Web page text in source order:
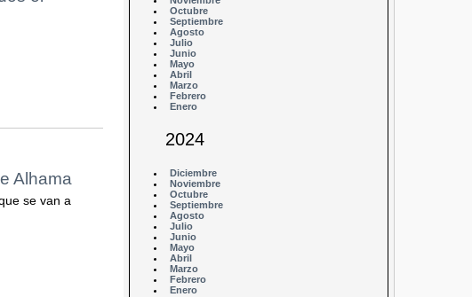
Alhama
se van a
Octubre
Septiembre
Agosto
Julio
Junio
Mayo
Abril
Marzo
Febrero
Enero
2024
Diciembre
Noviembre
Octubre
Septiembre
Agosto
Julio
Junio
Mayo
Abril
Marzo
Febrero
Enero